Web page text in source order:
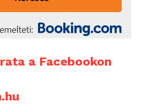
a Facebookon